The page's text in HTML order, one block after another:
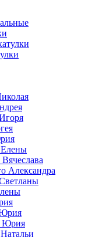
Александра
Юрия